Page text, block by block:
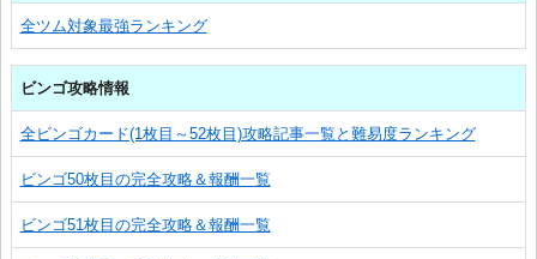
全ツム対象最強ランキング
ビンゴ攻略情報
全ビンゴカード(1枚目～52枚目)攻略記事一覧と難易度ランキング
ビンゴ50枚目の完全攻略＆報酬一覧
ビンゴ51枚目の完全攻略＆報酬一覧